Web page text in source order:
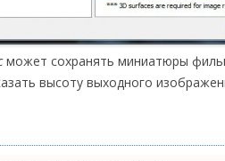
может сохранять миниатюры
высоту выходного